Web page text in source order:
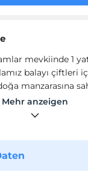
mevkiinde 1
balayı çiftleri
manzarasına
villası Villa Luck,
2 kişi
etrafı
Mehr anzeigen